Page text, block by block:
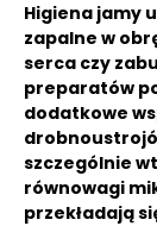
Higiena jamy
zapalne w
serca czy
preparatów
dodatkowe
szczególnie
równowagi
przekładają